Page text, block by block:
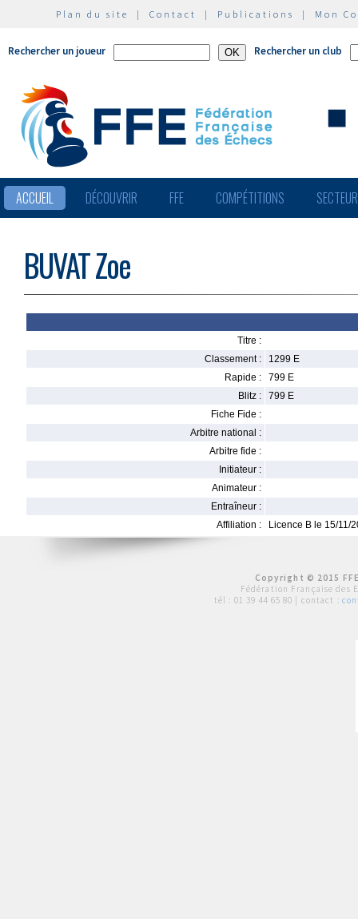
Plan du site | Contact | Publications | Mon
Rechercher un joueur Rechercher un club
ACCUEIL DÉCOUVRIR FFE COMPÉTITIONS
BUVAT Zoe
Titre :
Classement :
1299 E
Rapide :
799 E
Blitz :
799 E
Fiche Fide :
Arbitre national :
Arbitre fide :
Initiateur :
Animateur :
Entraîneur :
Affiliation :
Licence B le 15/11/
Copyright © 2015
Fédération Française des
tél : 01 39 44 65 80 | contact :